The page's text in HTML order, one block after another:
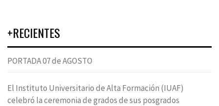
+RECIENTES
PORTADA 07 de AGOSTO
El Instituto Universitario de Alta Formación (IUAF)
celebró la ceremonia de grados de sus posgrados